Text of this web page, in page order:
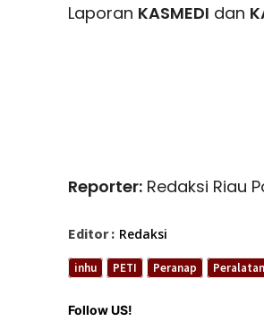
Laporan KASMEDI dan
Reporter: Redaksi Riau
Editor : Redaksi
inhu PETI Peranap
Follow US!